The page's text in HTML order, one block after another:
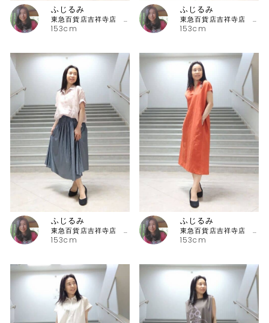
153cm
ふじるみ
東急百貨店吉祥寺店 ピッコーネ
153cm
ふじるみ
東急百貨店吉祥寺店 ピッコーネ
153cm
ふじるみ
東急百貨店吉祥寺店 ピッコーネ
153cm
ふじるみ
東急百貨店吉祥寺店 ピッコーネ